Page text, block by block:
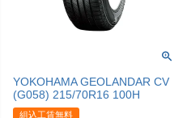
YOKOHAMA GEOLANDAR CV
(G058) 215/70R16 100H
組込工賃無料